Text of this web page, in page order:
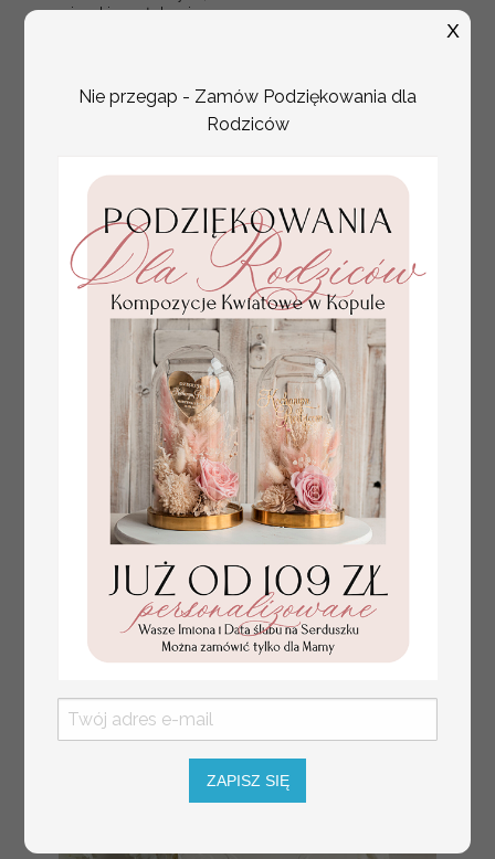
zawieszki ze złotymi
Fajne pomysły na prezent dla
Mamy, podziękowanie dla Mamy na
weselu, box prezentowy dla mamy,
zestawy prezentowe dla Mamy
Nie przegap - Zamów Podziękowania dla
Rodziców
ZAPISZ SIĘ
X